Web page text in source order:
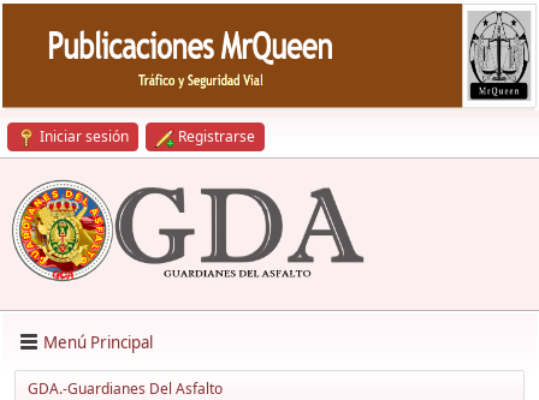
Iniciar sesión Registrarse
Menú Principal
GDA.-Guardianes Del Asfalto